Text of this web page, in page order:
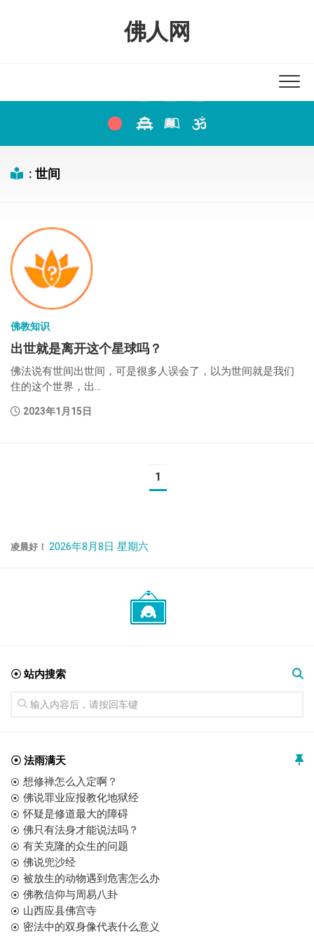
佛人网
: 世间
佛教知识
出世就是离开这个星球吗？
佛法说有世间出世间，可是很多人误会了，以为世间就是我们
住的这个世界，出...
2023年1月15日
1
凌晨好！ 2026年8月8日 星期六
☉ 站内搜索
☉ 法雨满天
想修禅怎么入定啊？
佛说罪业应报教化地狱经
怀疑是修道最大的障碍
佛只有法身才能说法吗？
有关克隆的众生的问题
佛说兜沙经
被放生的动物遇到危害怎么办
佛教信仰与周易八卦
山西应县佛宫寺
密法中的双身像代表什么意义